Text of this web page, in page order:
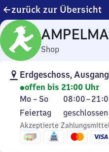
zurück zur Übersicht
Shop
Erdgeschoss,
offen bis 21:00 Uhr
Montag
bis
Sonntag
Mo – So 08:00–
Von
8
Uhr
bis
21
Feiertag
Feiertag geschlossen
Akzeptierte